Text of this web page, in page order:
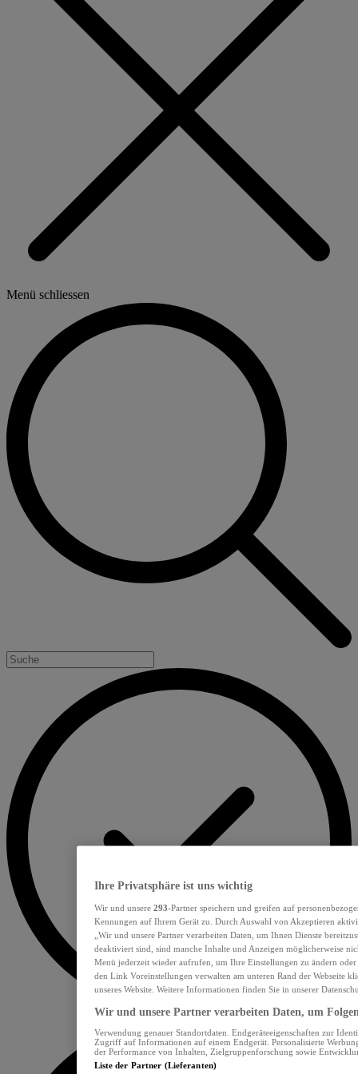
Menü schliessen
Ihre Privatsphäre ist uns wichtig
Wir und unsere 293-Partner speichern und greifen auf
Kennungen auf Ihrem Gerät zu. Durch Auswahl von Akzeptieren
„Wir und unsere Partner verarbeiten Daten, um Ihnen Dienste
deaktiviert sind, sind manche Inhalte und Anzeigen möglicherweise
Menü jederzeit wieder aufrufen, um Ihre Einstellungen zu ändern
den Link Voreinstellungen verwalten am unteren Rand der Webseite
unseres Website. Weitere Informationen finden Sie in unserer
Wir und unsere Partner verarbeiten Daten, um
Verwendung genauer Standortdaten. Endgeräteeigenschaften zur
Zugriff auf Informationen auf einem Endgerät. Personalisierte
der Performance von Inhalten, Zielgruppenforschung sowie
Liste der Partner (Lieferanten)